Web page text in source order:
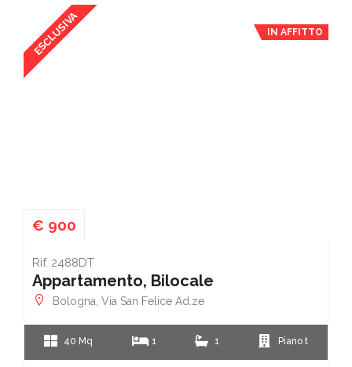
ESCLUSIVA IN AFFITTO
€ 900
Rif. 2488DT
Appartamento, Bilocale
Bologna, Via San Felice Ad.ze
40 Mq 1 1 Piano t